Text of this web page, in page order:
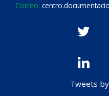
Correo:
Tweets